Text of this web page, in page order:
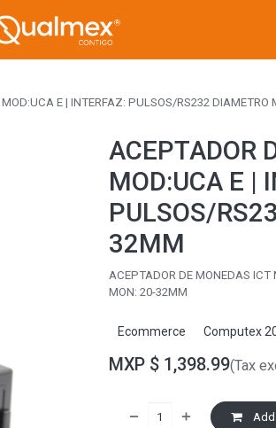
E | INTERFAZ: PULSOS/RS232 DIAMETRO
ACEPTADOR
MOD:UCA E |
PULSOS/
32MM
ACEPTADOR DE MONEDAS
MON: 20-32MM
Ecommerce Computex
MXP $ 1,398.99(Tax